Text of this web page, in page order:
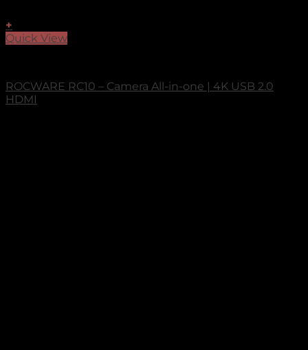
+
Quick View
ROCWARE RC10 – Camera All-in-one | 4K USB 2.0
HDMI